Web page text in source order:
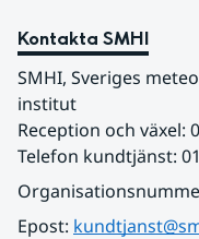
Kontakta SMHI
SMHI, Sveriges
institut
Reception och växel:
Telefon kundtjänst:
Epost: